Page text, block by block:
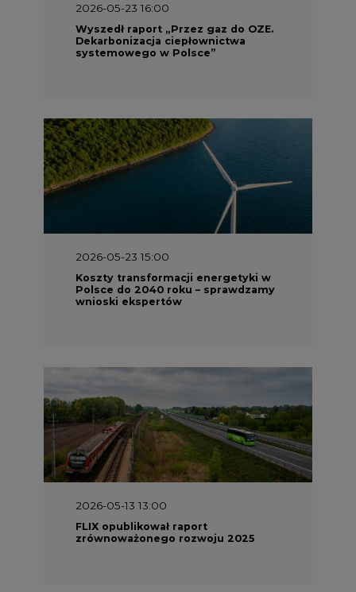
2026-05-23 16:00
Wyszedł raport „Przez gaz do OZE.
Dekarbonizacja ciepłownictwa
systemowego w Polsce”
2026-05-23 15:00
Koszty transformacji energetyki w
Polsce do 2040 roku – sprawdzamy
wnioski ekspertów
2026-05-13 13:00
FLIX opublikował raport
zrównoważonego rozwoju 2025